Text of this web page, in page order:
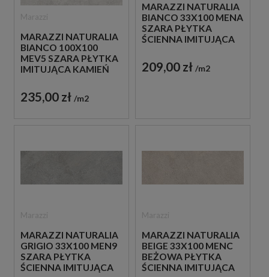
MARAZZI NATURALIA
BIANCO 100X100
MEV5 SZARA PŁYTKA
IMITUJĄCA KAMIEŃ
235,00 zł m2
MARAZZI NATURALIA
BIANCO 33X100 MENA
SZARA PŁYTKA
ŚCIENNA IMITUJĄCA
209,00 zł m2
MARAZZI NATURALIA
GRIGIO 33X100 MEN9
SZARA PŁYTKA
ŚCIENNA IMITUJĄCA
MARAZZI NATURALIA
BEIGE 33X100 MENC
BEŻOWA PŁYTKA
ŚCIENNA IMITUJĄCA